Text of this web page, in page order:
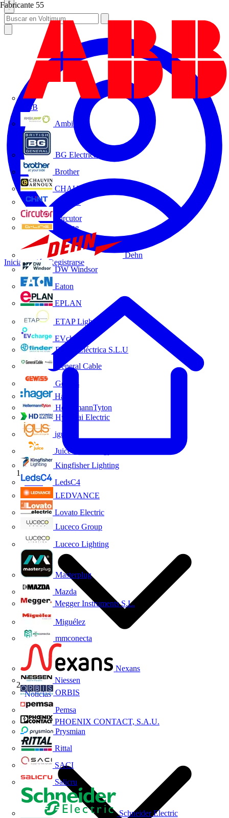
Fabricante 55
ABB
Ambilamp
BG Electrical
Brother
CHAUVIN ARNOUX
CHINT
Circutor
D-Line
Dehn
DW Windsor
Eaton
EPLAN
ETAP Lighting
EVcharge
Finder Eléctrica S.L.U
General Cable
Gewiss
Hager
HellermannTyton
Hyundai Electric
igus
Juice Technology
Kingfisher Lighting
LedsC4
LEDVANCE
Lovato Electric
Luceco Group
Luceco Lighting
Masterplug
Mazda
Megger Instruments S.L.
Miguélez
mmconecta
Nexans
Niessen
ORBIS
Pemsa
PHOENIX CONTACT, S.A.U.
Prysmian
Rittal
SACI
Salicru
Schneider Electric
Iniciar sesión Registrarse
Inicio
Noticias